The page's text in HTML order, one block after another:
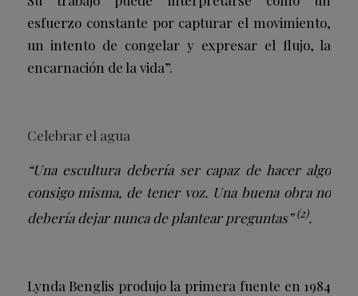
esfuerzo constante por capturar el movimiento,
un intento de congelar y expresar el flujo, la
encarnación de la vida”.
Celebrar el agua
“Una escultura debería ser capaz de hacer algo
consigo misma, de tener voz. Una buena obra no
debería dejar nunca de plantear preguntas”(2).
Lynda Benglis produjo la primera fuente en 1984